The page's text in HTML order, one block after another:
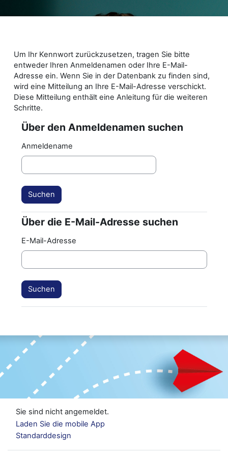
Um Ihr Kennwort zurückzusetzen, tragen Sie bitte
entweder Ihren Anmeldenamen oder Ihre E-Mail-
Adresse ein. Wenn Sie in der Datenbank zu finden sind,
wird eine Mitteilung an Ihre E-Mail-Adresse verschickt.
Diese Mitteilung enthält eine Anleitung für die weiteren
Schritte.
Über den Anmeldenamen suchen
Über den Anmeldenamen suchen
Anmeldename
Über die E-Mail-Adresse suchen
Über die E-Mail-Adresse suchen
E-Mail-Adresse
Sie sind nicht angemeldet.
Laden Sie die mobile App
Standarddesign